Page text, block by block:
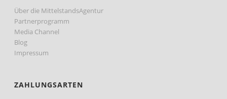
Über die MittelstandsAgentur
Partnerprogramm
Media Channel
Blog
Impressum
ZAHLUNGSARTEN